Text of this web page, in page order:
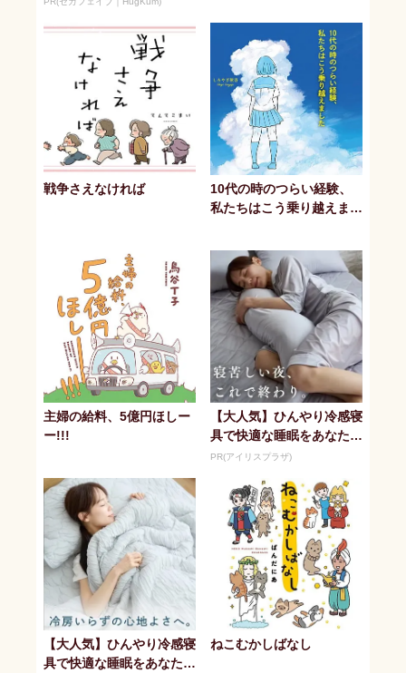
戦争さえなければ
10代の時のつらい経験、
私たちはこう乗り越えまし
主婦の給料、5億円ほしー
ー!!!
【大人気】ひんやり冷感寝
具で快適な睡眠をあなた
に。
PR(アイリスプラザ)
【大人気】ひんやり冷感寝
具で快適な睡眠をあなた
ねこむかしばなし